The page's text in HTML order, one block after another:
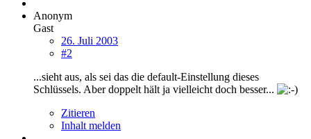
Anonym
Gast
26. Juli 2003
#2
...sieht aus, als sei das die default-Einstellung dieses
Schlüssels. Aber doppelt hält ja vielleicht doch besser...
Zitieren
Inhalt melden